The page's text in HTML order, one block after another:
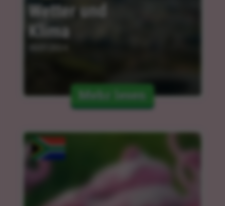
Wetter und
Klima
Mehr lesen